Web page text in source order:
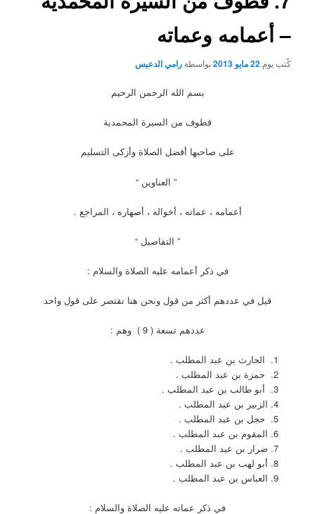
– أعمامه وعماته
كُتب يوم22 مايو 2013 بواسطةرامي الدعيس
بسم الله الرحمن الرحيم
قطوف من السيرة المحمدية
على صاحبها أفضل الصلاة وأزكى التسليم
” العناوين “
أعمامه ، عماته ، أخواله ، أصهاره ، المراجع .
” التفاصيل “
في ذكر أعمامه عليه الصلاة والسلام :
قيل في عددهم أكثر من قول ونحن هنا نقتصر على قول واحد
عددهم تسعة ( 9 ) وهم :
الحارث بن عبد المطلب .
حمزة بن عبد المطلب .
أبو طالب بن عبد المطلب .
الزبير بن عبد المطلب .
حجل بن عبد المطلب .
المقوم بن عبد المطلب .
ضرار بن عبد المطلب .
أبو لهب بن عبد المطلب .
العباس بن عبد المطلب .
في ذكر عماته عليه الصلاة والسلام :